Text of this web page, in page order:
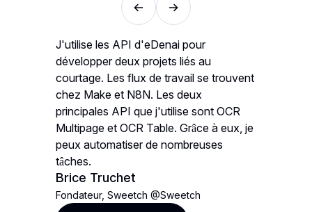
J'utilise les API d'eDenai pour
développer deux projets liés au
courtage. Les flux de travail se trouvent
chez Make et N8N. Les deux
principales API que j'utilise sont OCR
Multipage et OCR Table. Grâce à eux, je
peux automatiser de nombreuses
tâches.
Brice Truchet
Fondateur, Sweetch @Sweetch